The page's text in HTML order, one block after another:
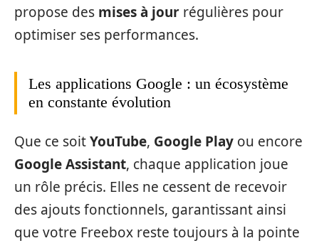
propose des mises à jour régulières pour
optimiser ses performances.
Les applications Google : un écosystème
en constante évolution
Que ce soitYouTube, Google Play ou encore
Google Assistant, chaque application joue
un rôle précis. Elles ne cessent de recevoir
des ajouts fonctionnels, garantissant ainsi
que votre Freebox reste toujours à la pointe